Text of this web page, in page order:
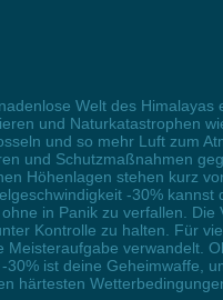
Welt des
und Naturkatastrophen
und so mehr Luft zum
und Schutzmaßnahmen
Höhenlagen stehen kurz
-30% kannst
in Panik zu verfallen. Die
Kontrolle zu halten. Für
verwandelt.
ist deine Geheimwaffe,
härtesten